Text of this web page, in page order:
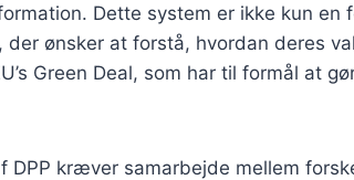
Dette system er ikke kun en
der ønsker at forstå, hvordan deres
Green Deal, som har til formål at
DPP kræver samarbejde mellem